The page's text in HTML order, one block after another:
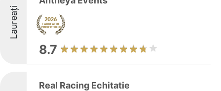
Laureați
8.7
Real Racing Echitatie